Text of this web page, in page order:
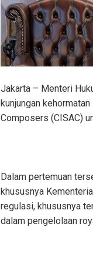
Jakarta – Menteri
kunjungan
Composers (CISAC)
Dalam pertemuan
khususnya
regulasi, khususnya
dalam pengelolaan